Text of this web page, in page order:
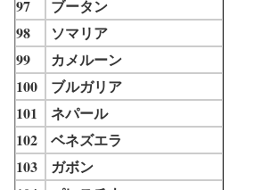
97
ブータン
98
ソマリア
99
カメルーン
100
ブルガリア
101
ネパール
102
ベネズエラ
103
ガボン